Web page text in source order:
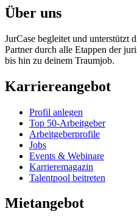
Über uns
JurCase begleitet und unterstützt
Partner durch alle Etappen der
bis hin zu deinem Traumjob.
Karriereangebot
Profil anlegen
Top 50-Arbeitgeber
Arbeitgeberprofile
Jobs
Events & Webinare
Karrieremagazin
Talentpool beitreten
Mietangebot